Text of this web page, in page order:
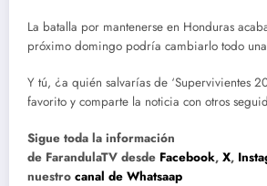
La batalla por mantenerse en Honduras
próximo domingo podría cambiarlo todo
Y tú, ¿a quién salvarías de ‘Supervivientes
favorito y comparte la noticia con otros
Sigue toda la información
de FarandulaTV desde Facebook, X,
nuestro canal de Whatsaap